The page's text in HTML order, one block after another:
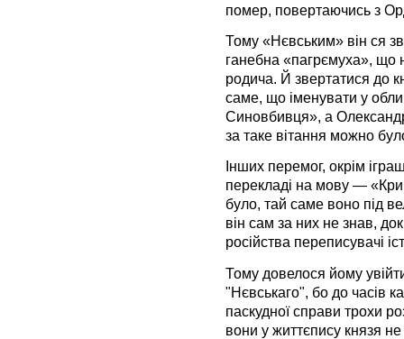
помер, повертаючись з
Тому «Нєвським» він ся
ганебна «пагрємуха», що
родича. Й звертатися до
саме, що іменувати у
Синовбивця», а
за таке вітання можно
Інших перемог, окрім
перекладі на мову —
було, тай саме воно під
він сам за них не знав,
російства переписувачі
Тому довелося йому
"Нєвськаго", бо до часів
паскудної справи трохи
вони у життєпису князя